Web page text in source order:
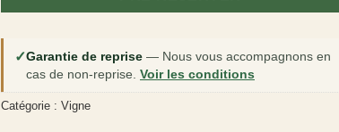
✓Garantie de reprise — Nous vous accompagnons en
cas de non-reprise. Voir les conditions
Catégorie : Vigne